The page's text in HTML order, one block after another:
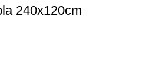
240x120cm